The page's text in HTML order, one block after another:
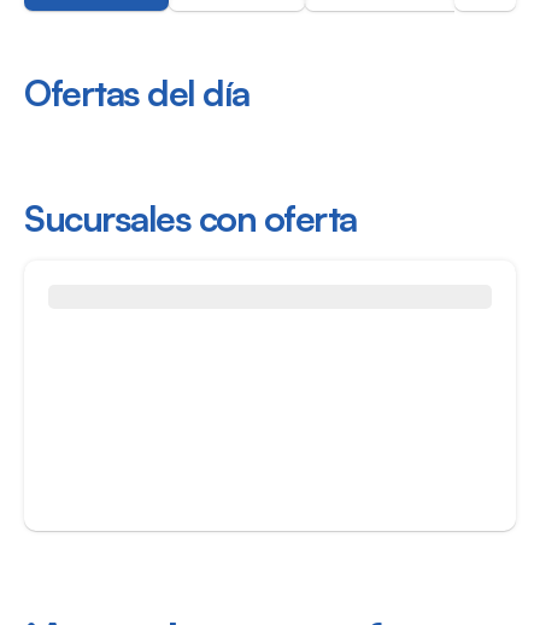
Ofertas del día
Sucursales con oferta